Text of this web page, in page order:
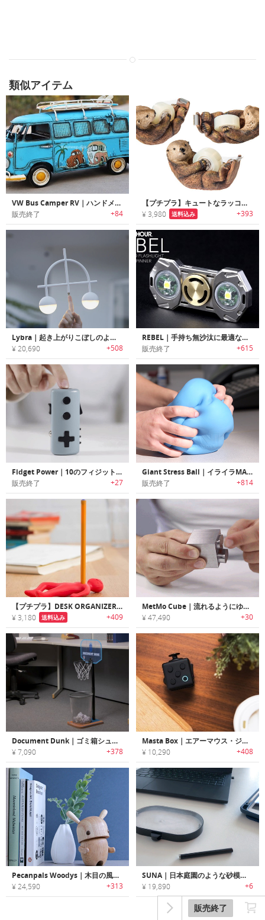
販売終了
類似アイテム
VW Bus Camper RV｜ハンドメイドビンテージVWモデルカー貯金箱
販売終了 +84
【プチプラ】キュートなラッコモチーフのテープディスペンサー
¥ 3,980 送料込み +393
Lybra｜起き上がりこぼしのようにバランスを保つアンビエントランプ「リブラ」
¥ 20,690 +508
REBEL｜手持ち無沙汰に最適なハンドスピナー搭載フラッシュライト「レベル」
販売終了 +615
Fidget Power｜10のフィジット機能搭載ポータブルチャージャー「フィジットパワー」
販売終了 +27
Giant Stress Ball｜イライラMAXも解消できるジャイアントサイズストレスボール
販売終了 +814
【プチプラ】DESK ORGANIZER｜ユニークなヒューマンデザインペンホルダー
¥ 3,180 送料込み +409
MetMo Cube｜流れるようにゆっくり形状が変化するメタルモーションキューブ「メトモキューブ」
¥ 47,490 +30
Document Dunk｜ゴミ箱シュート用ミニチュアバスケットゴール
¥ 7,090 +378
Masta Box｜エアーマウス・ジョイステイック・プレゼンター機能搭載のフィジェッティングガジェット「マスタボックス」
¥ 10,290 +408
Pecanpals Woodys｜木目の風合いが美しいラグジュアリーデザイナーウッドトイ「ペカンパルウッディーズ」
¥ 24,590 +313
SUNA｜日本庭園のような砂模様が作れるサンドアートタブレット「スナ」
¥ 19,890 +6